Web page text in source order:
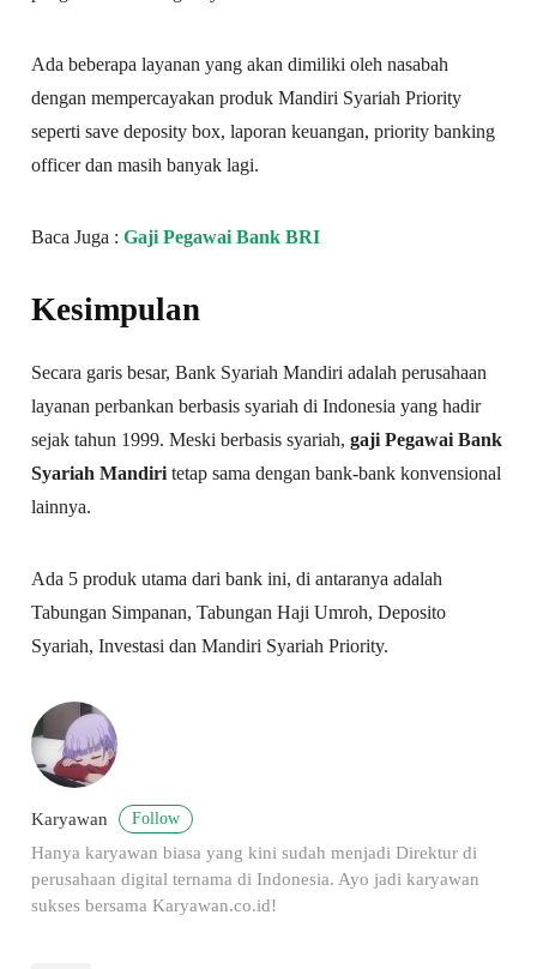
Ada beberapa layanan yang akan dimiliki oleh nasabah
dengan mempercayakan produk Mandiri Syariah Priority
seperti save deposity box, laporan keuangan, priority banking
officer dan masih banyak lagi.
Baca Juga :Gaji Pegawai Bank BRI
Kesimpulan
Secara garis besar, Bank Syariah Mandiri adalah perusahaan
layanan perbankan berbasis syariah di Indonesia yang hadir
sejak tahun 1999. Meski berbasis syariah,gaji Pegawai Bank
Syariah Mandiritetap sama dengan bank-bank konvensional
lainnya.
Ada 5 produk utama dari bank ini, di antaranya adalah
Tabungan Simpanan, Tabungan Haji Umroh, Deposito
Syariah, Investasi dan Mandiri Syariah Priority.
Karyawan Follow
Hanya karyawan biasa yang kini sudah menjadi Direktur di
perusahaan digital ternama di Indonesia. Ayo jadi karyawan
sukses bersama Karyawan.co.id!